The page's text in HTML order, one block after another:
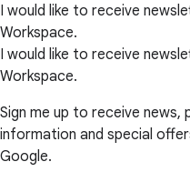
I would like to receive
Workspace.
I would like to receive
Workspace.
Sign me up to receive
information and special
Google.